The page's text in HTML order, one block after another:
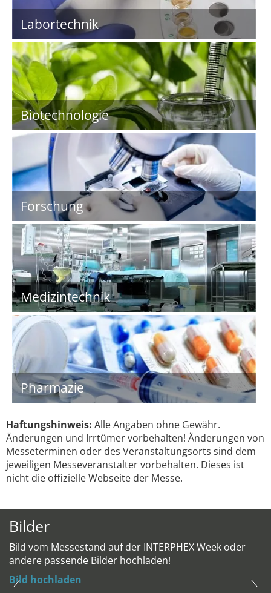
Labortechnik
Biotechnologie
Forschung
Medizintechnik
Pharmazie
Haftungshinweis: Alle Angaben ohne Gewähr.
Änderungen und Irrtümer vorbehalten! Änderungen von
Messeterminen oder des Veranstaltungsorts sind dem
jeweiligen Messeveranstalter vorbehalten. Dieses ist
nicht die offizielle Webseite der Messe.
Bilder
Bild vom Messestand auf der INTERPHEX Week oder
andere passende Bilder hochladen!
Bild hochladen